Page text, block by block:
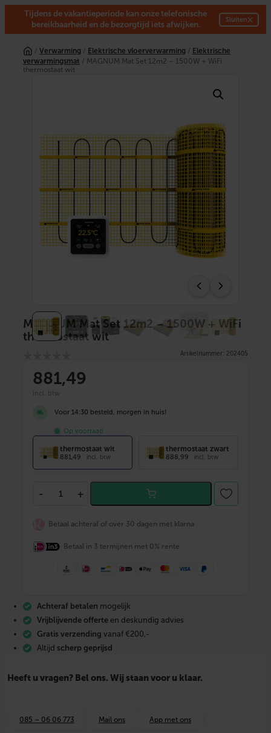
Tijdens de vakantieperiode kan onze telefonische
bereikbaarheid en de bezorgtijd iets afwijken.
Sluiten×
inhoud
/ Verwarming / Elektrische vloerverwarming / Elektrische
verwarmingsmat / MAGNUM Mat Set 12m2 – 1500W + WiFi
thermostaat wit
MAGNUM Mat Set 12m2 – 1500W + WiFi
thermostaat wit
Artikelnummer: 202405
881,49
incl. btw
Voor 14:30 besteld, morgen in huis!
Op voorraad
thermostaat wit
881,49 incl. btw
thermostaat zwart
888,99 incl. btw
M
2
m
–
0
W
- +
Betaal achteraf of over 30 dagen met klarna
Betaal in 3 termijnen met 0% rente
Achteraf betalen mogelijk
Vrijblijvende offerte en deskundig advies
Gratis verzending vanaf €200,-
Altijd scherp geprijsd
Heeft u vragen? Bel ons. Wij staan voor u klaar.
085 – 06 06 773 Mail ons App met ons